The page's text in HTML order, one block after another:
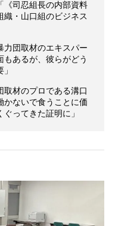
《司忍組長の内部資料
織・山口組のビジネス
力団取材のエキスパー
もあるが、彼らがどう
材のプロである溝口
かないで食うことに価
ってきた証明に」